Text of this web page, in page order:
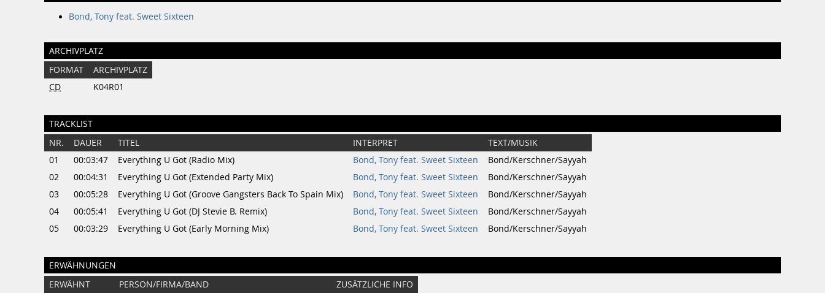
Bond, Tony feat. Sweet Sixteen
ARCHIVPLATZ
FORMAT
ARCHIVPLATZ
CD
K04R01
TRACKLIST
NR. DAUER TITEL INTERPRET
TEXT/MUSIK
01
00:03:47 Everything U Got (Radio Mix) Bond, Tony feat. Sweet Sixteen
Bond/Kerschner/Sayyah
02
00:04:31 Everything U Got (Extended Party Mix) Bond, Tony feat. Sweet Sixteen
Bond/Kerschner/Sayyah
03
00:05:28 Everything U Got (Groove Gangsters Back To Spain Mix) Bond, Tony feat. Sweet Sixteen
Bond/Kerschner/Sayyah
04
00:05:41 Everything U Got (DJ Stevie B. Remix) Bond, Tony feat. Sweet Sixteen
Bond/Kerschner/Sayyah
05
00:03:29 Everything U Got (Early Morning Mix) Bond, Tony feat. Sweet Sixteen Bond/Kerschner/Sayyah
ERWÄHNUNGEN
ERWÄHNT PERSON/FIRMA/BAND ZUSÄTZLICHE INFO